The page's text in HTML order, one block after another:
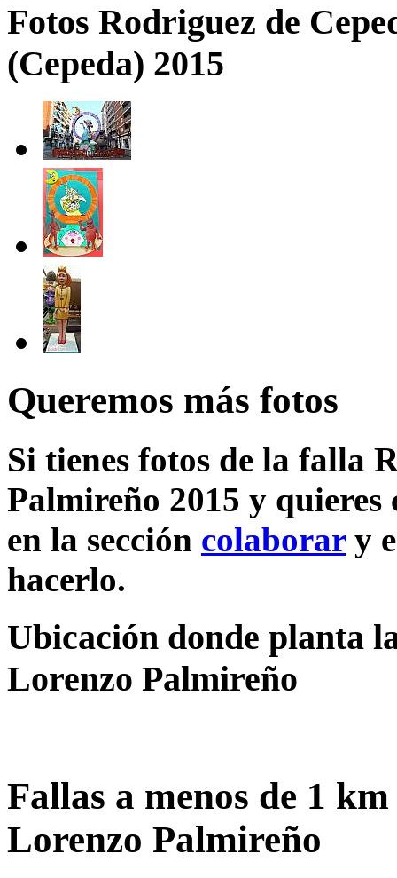
Fotos Rodriguez de
(Cepeda) 2015
Queremos más fotos
Si tienes fotos de la falla
Palmireño 2015 y
en la sección colaborary
hacerlo.
Ubicación donde planta
Lorenzo Palmireño
Fallas a menos de 1
Lorenzo Palmireño